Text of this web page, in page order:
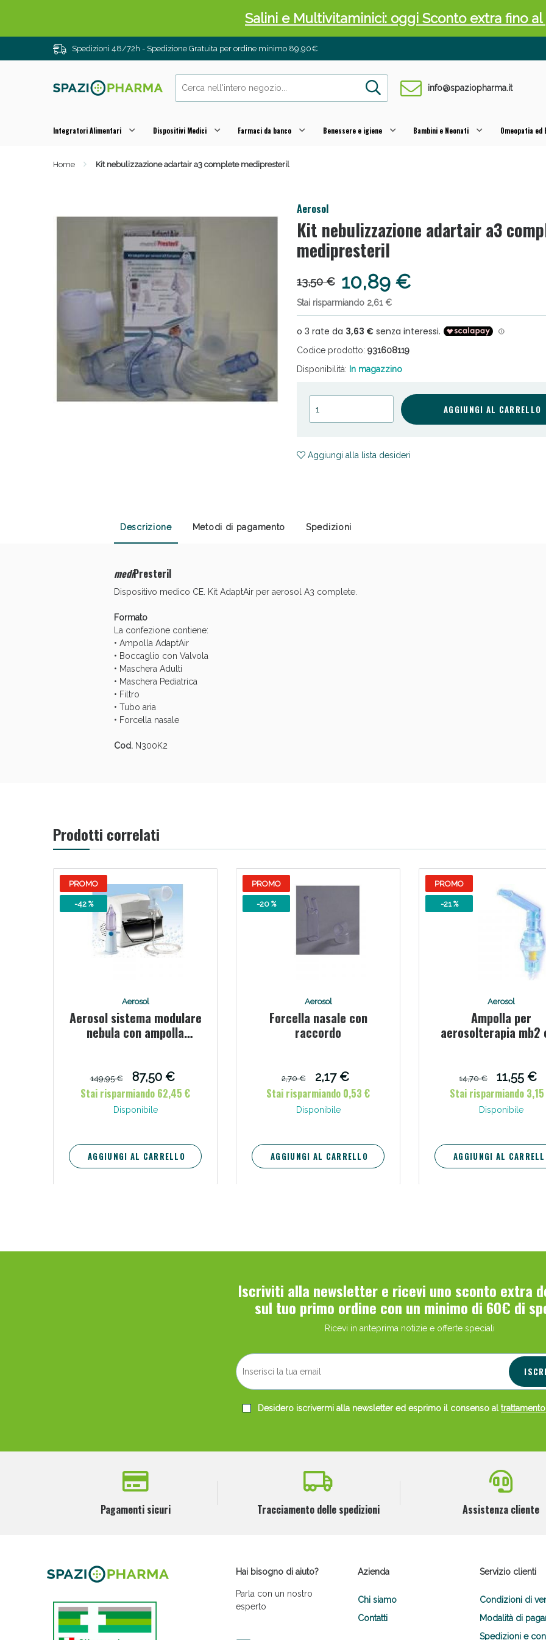
Spedizioni 48/72h - Spedizione Gratuita per ordine minimo 89,90€
info@spaziopharma.it
Integratori Alimentari Dispositivi Medici Farmaci da banco Benessere e igiene Bambini e Neonati Omeopatia
Home Kit nebulizzazione adartair a3 complete medipresteril
Aerosol
Kit nebulizzazione adartair a3
medipresteril
13,50 € 10,89 €
Stai risparmiando 2,61 €
Codice prodotto: 931608119
Disponibilità: In magazzino
AGGIUNGI AL CARRELLO
Aggiungi alla lista desideri
Descrizione Metodi di pagamento Spedizioni
mediPresteril
Dispositivo medico CE. Kit AdaptAir per aerosol A3 complete.
Formato
La confezione contiene:
• Ampolla AdaptAir
• Boccaglio con Valvola
• Maschera Adulti
• Maschera Pediatrica
• Filtro
• Tubo aria
• Forcella nasale
Cod. N300K2
Prodotti correlati
PROMO
-42 %
Aerosol
Aerosol sistema modulare
nebula con ampolla
149,95 €
87,50 €
Stai risparmiando 62,45 €
Disponibile
AGGIUNGI AL CARRELLO
PROMO
-20 %
Aerosol
Forcella nasale con
raccordo
2,70 €
2,17 €
Stai risparmiando 0,53 €
Disponibile
AGGIUNGI AL CARRELLO
PROMO
-21 %
Aerosol
Ampolla per
aerosolterapia mb2
14,70 €
11,55 €
Stai risparmiando
Disponibile
AGGIUNGI AL
Iscriviti alla newsletter e ricevi uno sconto extra
sul tuo primo ordine con un minimo di 60€ di
Ricevi in anteprima notizie e offerte speciali
Desidero iscrivermi alla newsletter ed esprimo il consenso al
Pagamenti sicuri Tracciamento delle spedizioni Assistenza cliente
Hai bisogno di aiuto?
Parla con un nostro
esperto
Azienda
Chi siamo
Contatti
Servizio clienti
Condizioni di
Modalità di
Spedizioni e
Salini e Multivitaminici: oggi Sconto extra fino al
Anticellulite e Fanghi: Sconto fino al 40% valido
Anticellulite e Fanghi: Sconto fino al 40% valido
Benessere Intestinale: Sconto fino al 55% valido
Scopri le offerte di Oggi